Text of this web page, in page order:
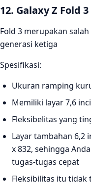
12. Galaxy Z Fold 3
Fold 3 merupakan
generasi ketiga
Spesifikasi:
Ukuran ramping
Memiliki layar 7,6
Fleksibelitas yang
Layar tambahan 6,2
x 832, sehingga
tugas-tugas cepat
Fleksibilitas itu